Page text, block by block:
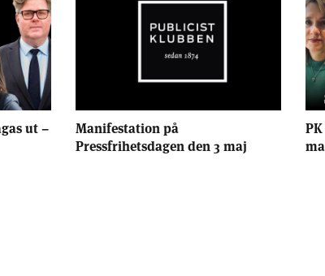
ut –
Manifestation på
Pressfrihetsdagen den 3 maj